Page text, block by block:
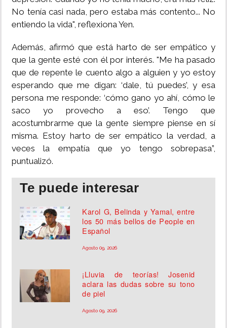
No tenía casi nada, pero estaba más contento... No
entiendo la vida", reflexiona Yen.
Además, afirmó que está harto de ser empático y
que la gente esté con él por interés. "Me ha pasado
que de repente le cuento algo a alguien y yo estoy
esperando que me digan: ‘dale, tú puedes’, y esa
persona me responde: ‘cómo gano yo ahí, cómo le
saco yo provecho a eso’. Tengo que
acostumbrarme que la gente siempre piense en sí
misma. Estoy harto de ser empático la verdad, a
veces la empatía que yo tengo sobrepasa”,
puntualizó.
Te puede interesar
Karol G, Belinda y Yamal, entre
los 50 más bellos de People en
Español
Agosto 09, 2026
¡Lluvia de teorías! Josenid
aclara las dudas sobre su tono
de piel
Agosto 09, 2026